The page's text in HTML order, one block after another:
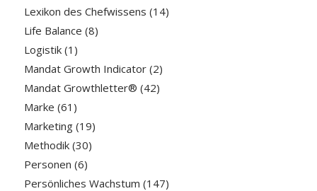
Lexikon des Chefwissens (14)
Life Balance (8)
Logistik(1)
Mandat Growth Indicator(2)
Mandat Growthletter® (42)
Marke (61)
Marketing(19)
Methodik(30)
Personen (6)
Persönliches Wachstum (147)